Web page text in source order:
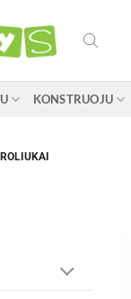
KONSTRUOJU